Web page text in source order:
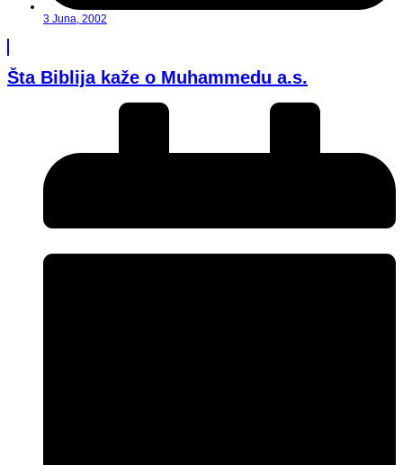
3 Juna, 2002
Šta Biblija kaže o Muhammedu a.s.